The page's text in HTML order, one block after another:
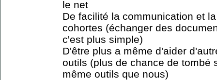
le net
De facilité la communication et
cohortes (échanger des
c'est plus simple)
D'être plus a même d'aider
outils (plus de chance de tombé
même outils que nous)